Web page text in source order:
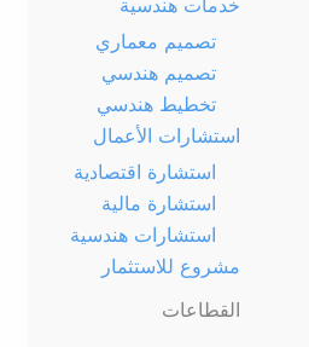
تصميم معماري
تصميم هندسي
تخطيط هندسي
استشارات الأعمال
استشارة اقتصادية
استشارة مالية
استشارات هندسية
مشروع للاستثمار
القطاعات